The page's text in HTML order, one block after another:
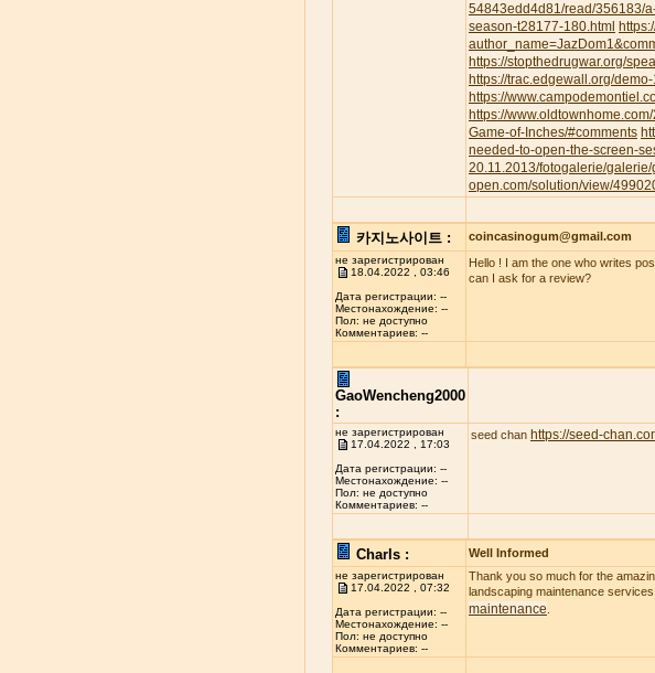
54843edd4d81/read/356183/
season-t28177-180.html
https://stopthedrugwar.org/
https://trac.edgewall.org/
https://
https://
Game-of-Inches/#comments
needed-to-open-the-screen-
20.11.2013/fotogalerie/
open.com/solution/view/
카지노사이트 : coincasinogum@gmail.com
не зарегистрирован
18.04.2022 , 03:46
Дата регистрации: --
Местонахождение: --
Пол: не доступно
Комментариев: --
Hello ! I am the one who writes
can I ask for a review?
GaoWencheng2000
:
не зарегистрирован
17.04.2022 , 17:03
Дата регистрации: --
Местонахождение: --
Пол: не доступно
Комментариев: --
seed chan https://seed-
Charls : Well Informed
не зарегистрирован
17.04.2022 , 07:32
Дата регистрации: --
Местонахождение: --
Пол: не доступно
Комментариев: --
Thank you so much for the
landscaping maintenance
maintenance